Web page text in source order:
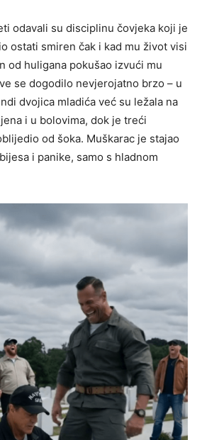
odavali su disciplinu čovjeka koji je
ostati smiren čak i kad mu život visi
od huligana pokušao izvući mu
se dogodilo nevjerojatno brzo – u
dvojica mladića već su ležala na
i u bolovima, dok je treći
od šoka. Muškarac je stajao
i panike, samo s hladnom